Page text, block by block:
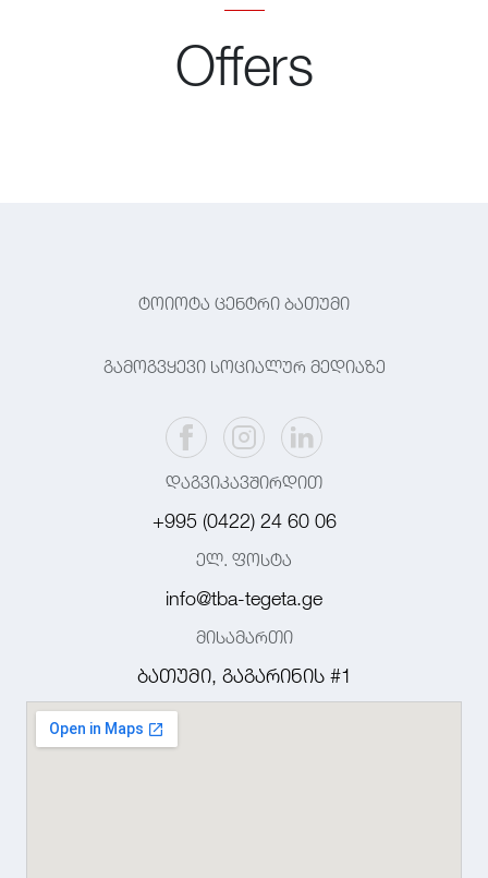
Offers
ტოიოტა ცენტრი ბათუმი
გამოგვყევი სოციალურ მედიაზე
დაგვიკავშირდით
+995 (0422) 24 60 06
ელ. ფოსტა
info@tba-tegeta.ge
მისამართი
ბათუმი, გაგარინის #1